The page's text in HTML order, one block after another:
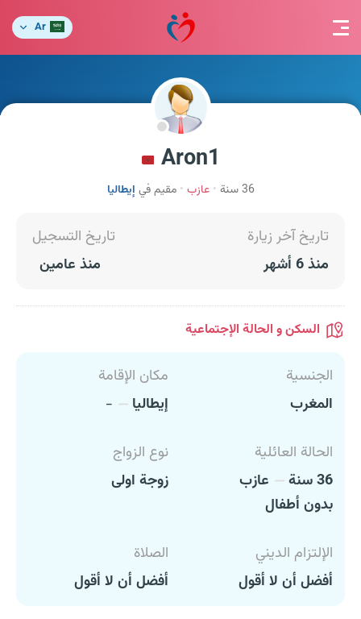
Ar
Aron1
36 سنة عازب مقيم في إيطاليا
تاريخ آخر زيارة
منذ 6 أشهر
تاريخ التسجيل
منذ عامين
السكن و الحالة الإجتماعية
الجنسية
المغرب
مكان الإقامة
إيطاليا
-
الحالة العائلية
36 سنة
عازب
بدون أطفال
نوع الزواج
زوجة اولى
الإلتزام الديني
أفضل أن لا أقول
الصلاة
أفضل أن لا أقول